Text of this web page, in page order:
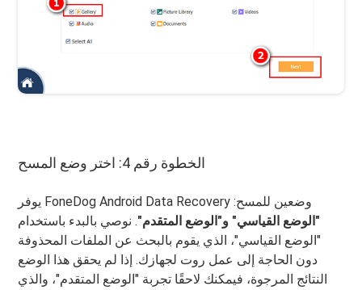
الخطوة رقم 4: اختر وضع المسح
يوفر FoneDog Android Data Recovery وضعين للمسح:
"الوضع القياسي" و"الوضع المتقدم". نوصي بالبدء باستخدام
"الوضع القياسي"، الذي يقوم بالبحث عن الملفات المحذوفة
دون الحاجة إلى عمل روت لجهازك. إذا لم يحقق هذا الوضع
النتائج المرجوة، فيمكنك لاحقًا تجربة "الوضع المتقدم"، والذي